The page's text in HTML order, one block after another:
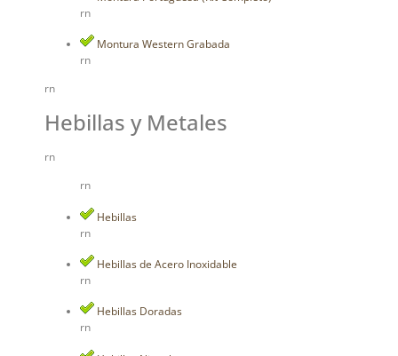
rn
Montura Western Grabada
rn
rn
Hebillas y Metales
rn
rn
Hebillas
rn
Hebillas de Acero Inoxidable
rn
Hebillas Doradas
rn